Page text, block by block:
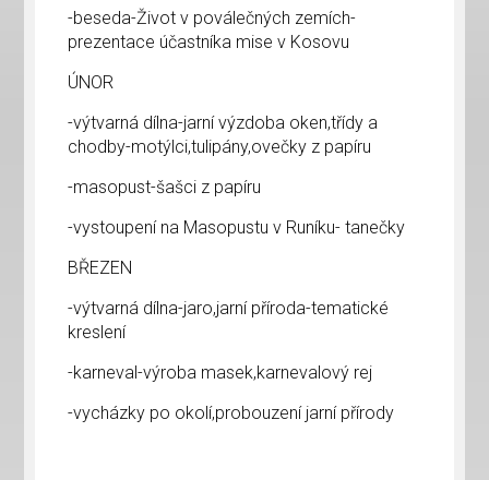
-beseda-Život v poválečných zemích-
prezentace účastníka mise v Kosovu
ÚNOR
-výtvarná dílna-jarní výzdoba oken,třídy a
chodby-motýlci,tulipány,ovečky z papíru
-masopust-šašci z papíru
-vystoupení na Masopustu v Runíku- tanečky
BŘEZEN
-výtvarná dílna-jaro,jarní příroda-tematické
kreslení
-karneval-výroba masek,karnevalový rej
-vycházky po okolí,probouzení jarní přírody